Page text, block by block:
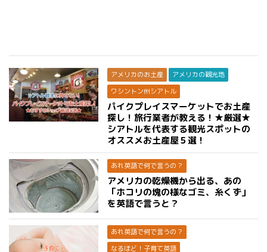
アメリカのお土産
アメリカの観光地
ワシントン州シアトル
パイクプレイスマーケットでお土産
探し！旅行業者が教える！★厳選★
シアトルを代表する観光スポットの
オススメお土産屋５選！
あれ英語で何で言うの？
アメリカの乾燥機から出る、あの
「ホコリの塊の様なゴミ、糸くず」
を英語で言うと？
あれ英語で何で言うの？
なるほど！子育て英語